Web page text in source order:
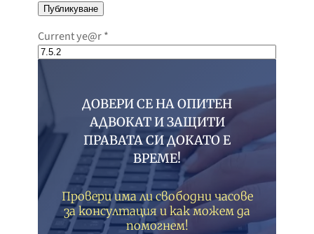
Current ye@r*
ДОВЕРИ СЕ НА ОПИТЕН
АДВОКАТ И ЗАЩИТИ
ПРАВАТА СИ ДОКАТО Е
ВРЕМЕ!
Провери има ли свободни часове
за консултация и как можем да
помогнем!